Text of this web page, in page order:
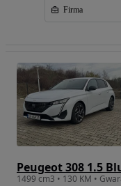
Firma
Peugeot 308 1.5